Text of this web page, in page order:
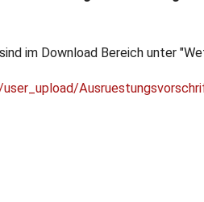
im Download Bereich unter